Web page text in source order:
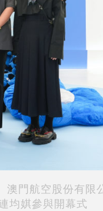
門航空股份有限
均娸參與開幕式